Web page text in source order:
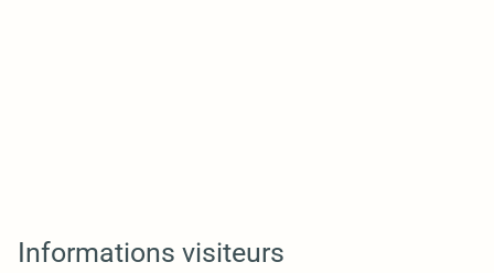
Informations visiteurs